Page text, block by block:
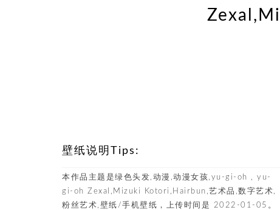
壁纸说明Tips:
本作品主题是绿色头发,动漫,动漫女孩,yu-gi-oh , yu-
gi-oh Zexal,Mizuki Kotori,Hairbun,艺术品,数字艺术,
粉丝艺术,壁纸/手机壁纸，上传时间是 2022-01-05。